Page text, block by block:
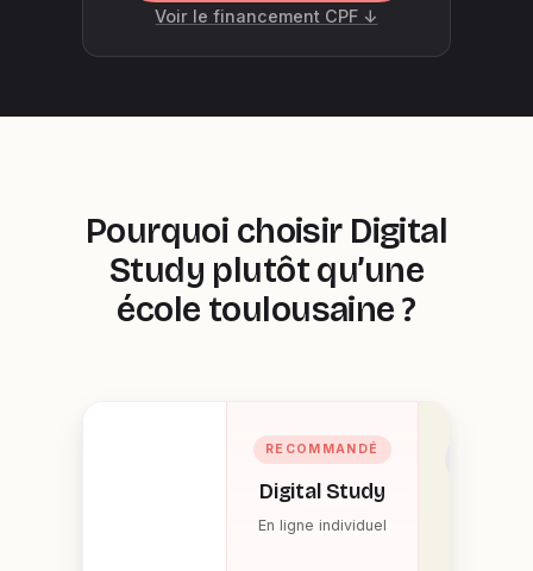
Voir le financement CPF ↓
Pourquoi choisir Digital
Study plutôt qu’une
école toulousaine ?
RECOMMANDÉ
Digital Study
En ligne individuel